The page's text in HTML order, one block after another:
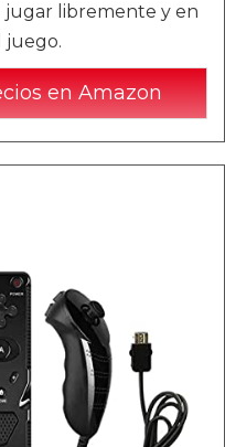
jugar libremente y en
juego.
en Amazon